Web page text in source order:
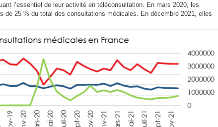
l’essentiel de leur activité en téléconsultation. En mars 2020, les
de 25 % du total des consultations médicales. En décembre 2021, elles